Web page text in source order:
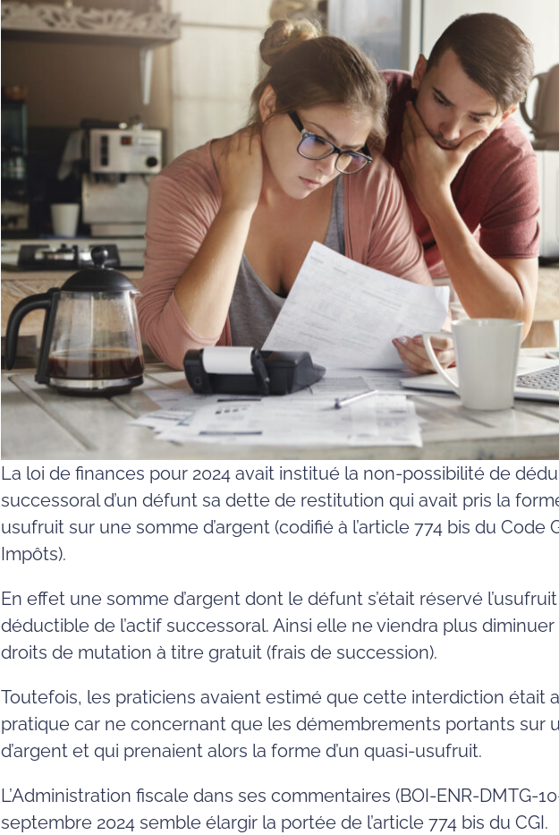
La loi de finances pour 2024 avait institué la non-possibilité de
successoral d’un défunt sa dette de restitution qui avait pris la
usufruit sur une somme d’argent (codifié à l’article 774 bis du Code
Impôts).
En effet une somme d’argent dont le défunt s’était réservé l’usufruit
déductible de l’actif successoral. Ainsi elle ne viendra plus
droits de mutation à titre gratuit (frais de succession).
Toutefois, les praticiens avaient estimé que cette interdiction était
pratique car ne concernant que les démembrements portants sur
d’argent et qui prenaient alors la forme d’un quasi-usufruit.
L’Administration fiscale dans ses commentaires (BOI-ENR-DMTG-
septembre 2024 semble élargir la portée de l’article 774 bis du CGI.